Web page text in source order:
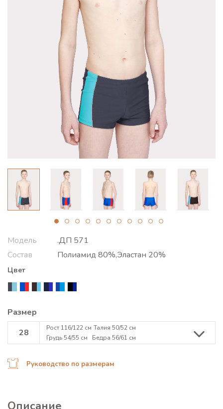
Модель
.ДП 571
Состав
Полиамид 80%,Эластан 20%
Цвет
Размер
28
Рост 116/122 см Талия 50/52 см
Грудь 54/55 см
Бедра 56/61 см
Руководство по размерам